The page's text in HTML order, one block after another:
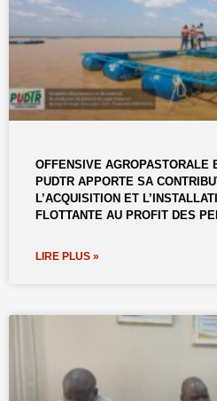
OFFENSIVE AGROPASTORALE
PUDTR APPORTE SA
L’ACQUISITION ET
FLOTTANTE AU PROFIT DES
LIRE PLUS »